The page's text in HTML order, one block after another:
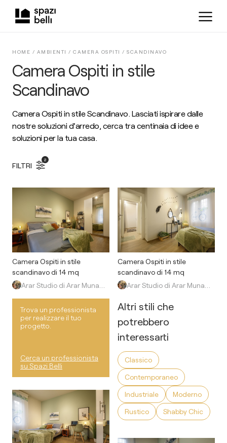
Camera Ospiti in stile
Scandinavo
HOME / AMBIENTI / CAMERA OSPITI / SCANDINAVO
Camera Ospiti in stile Scandinavo. Lasciati ispirare dalle
nostre soluzioni d'arredo, cerca tra centinaia di idee e
soluzioni per la tua casa.
FILTRI
2
Camera Ospiti in stile
scandinavo di 14 mq
Trova un professionista
per realizzare il tuo
progetto.
Cerca un professionista
su Spazi Belli
Camera Ospiti in stile
scandinavo di 14 mq
Altri stili che
potrebbero
interessarti
Classico
Contemporaneo
Industriale
Moderno
Rustico
Shabby Chic